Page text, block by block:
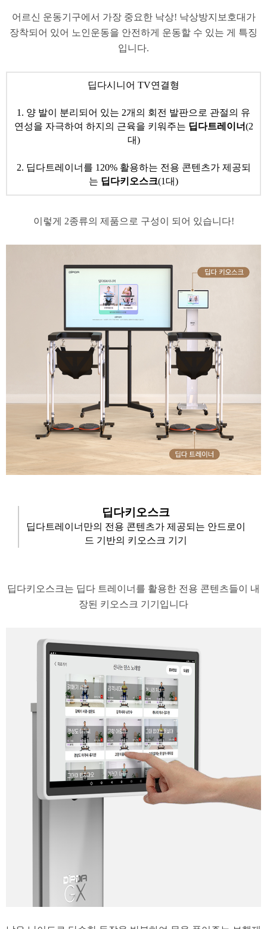
어르신 운동기구에서 가장 중요한 낙상! 낙상방지보호대가
장착되어 있어 노인운동을 안전하게 운동할 수 있는 게 특징
입니다.
​딥다시니어 TV연결형
1. 양 발이 분리되어 있는 2개의 회전 발판으로 관절의 유
연성을 자극하여 하지의 근육을 키워주는 딥다트레이너(2
대)
2. 딥다트레이너를 120% 활용하는 전용 콘텐츠가 제공되
는 딥다키오스크(1대)
​이렇게 2종류의 제품으로 구성이 되어 있습니다!
딥다키오스크
딥다트레이너만의 전용 콘텐츠가 제공되는 안드로이
드 기반의 키오스크 기기
​딥다키오스크는 딥다 트레이너를 활용한 전용 콘텐츠들이 내
장된 키오스크 기기입니다